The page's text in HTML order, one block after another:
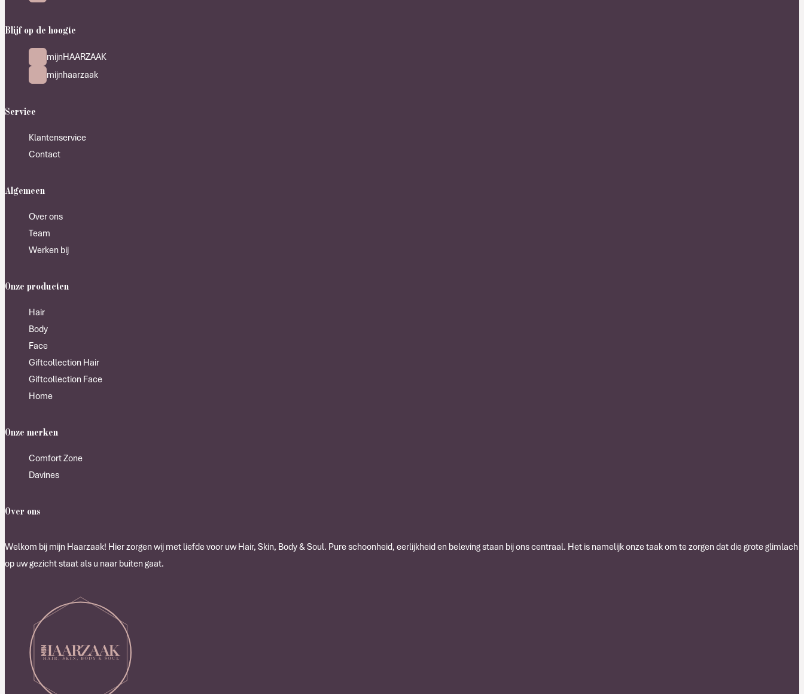
Blijf op de hoogte
mijnHAARZAAK
mijnhaarzaak
Service
Klantenservice
Contact
Algemeen
Over ons
Team
Werken bij
Onze producten
Hair
Body
Face
Giftcollection Hair
Giftcollection Face
Home
Onze merken
Comfort Zone
Davines
Over ons
Welkom bij mijn Haarzaak! Hier zorgen wij met liefde voor uw Hair, Skin, Body & Soul. Pure schoonheid, eerlijkheid en beleving staan bij ons centraal. Het is namelijk onze taak om te zorgen dat die grote glimlach
op uw gezicht staat als u naar buiten gaat.